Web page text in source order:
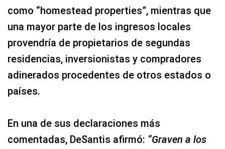
como “homestead properties”, mientras que
una mayor parte de los ingresos locales
provendría de propietarios de segundas
residencias, inversionistas y compradores
adinerados procedentes de otros estados o
países.
En una de sus declaraciones más
comentadas, DeSantis afirmó: “Graven a los